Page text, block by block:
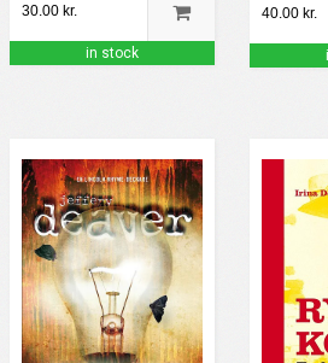
30.00 kr.
in stock
40.00 kr.